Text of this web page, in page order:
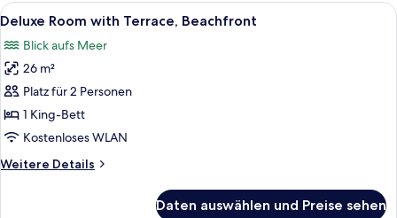
Alle
Fotos
für
Deluxe
Room
with
Terrace,
anzeigen
Deluxe Room with Terrace,
5
Deluxe Room with Terrace, Beachfront
Blick aufs Meer
26 m²
Platz für 2 Personen
1 King-Bett
Kostenloses WLAN
Weitere Details
Weitere
Daten auswählen und Preise sehen